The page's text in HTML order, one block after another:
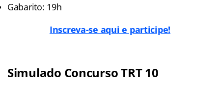
Gabarito: 19h
Inscreva-se aqui e participe!
Simulado Concurso TRT 10